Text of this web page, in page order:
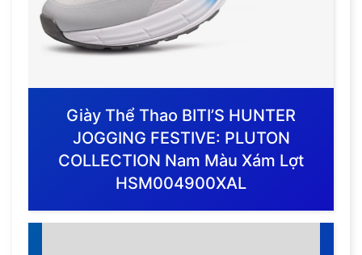
Giày Thể Thao BITI’S HUNTER
JOGGING FESTIVE: PLUTON
COLLECTION Nam Màu Xám Lợt
HSM004900XAL